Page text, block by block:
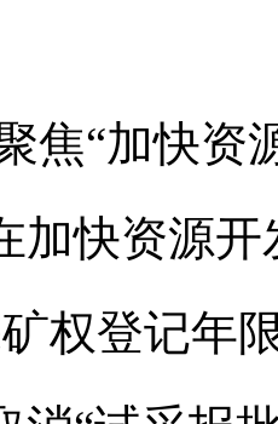
“加快资源
快资源开
权登记年